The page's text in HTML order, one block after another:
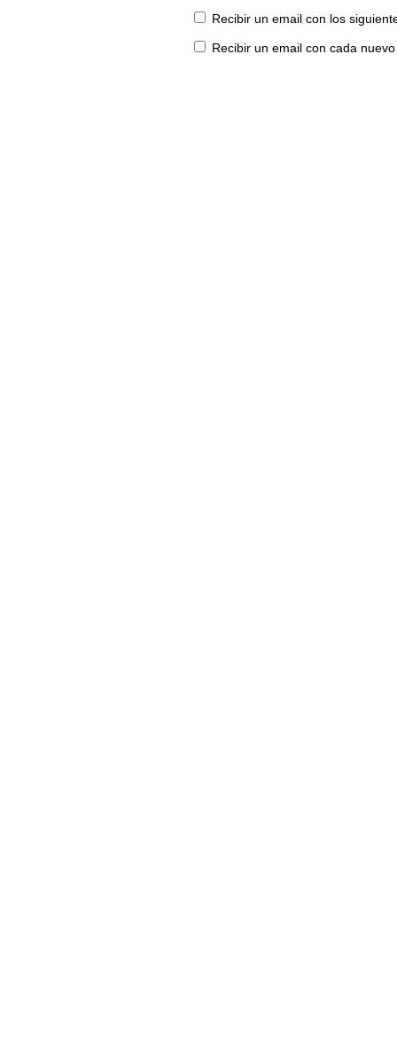
Recibir un email con los
Recibir un email con cada